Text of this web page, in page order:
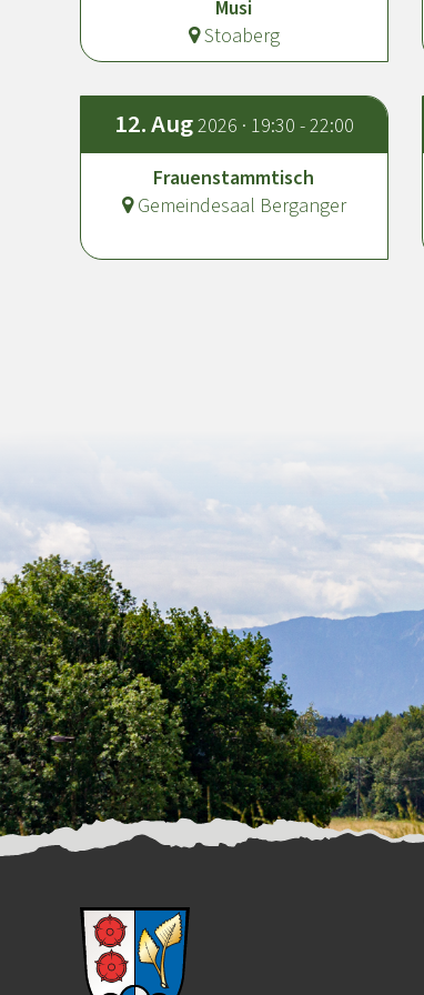
Musi
Stoaberg
12.Aug2026 · 19:30 - 22:00
Frauenstammtisch
Gemeindesaal Berganger